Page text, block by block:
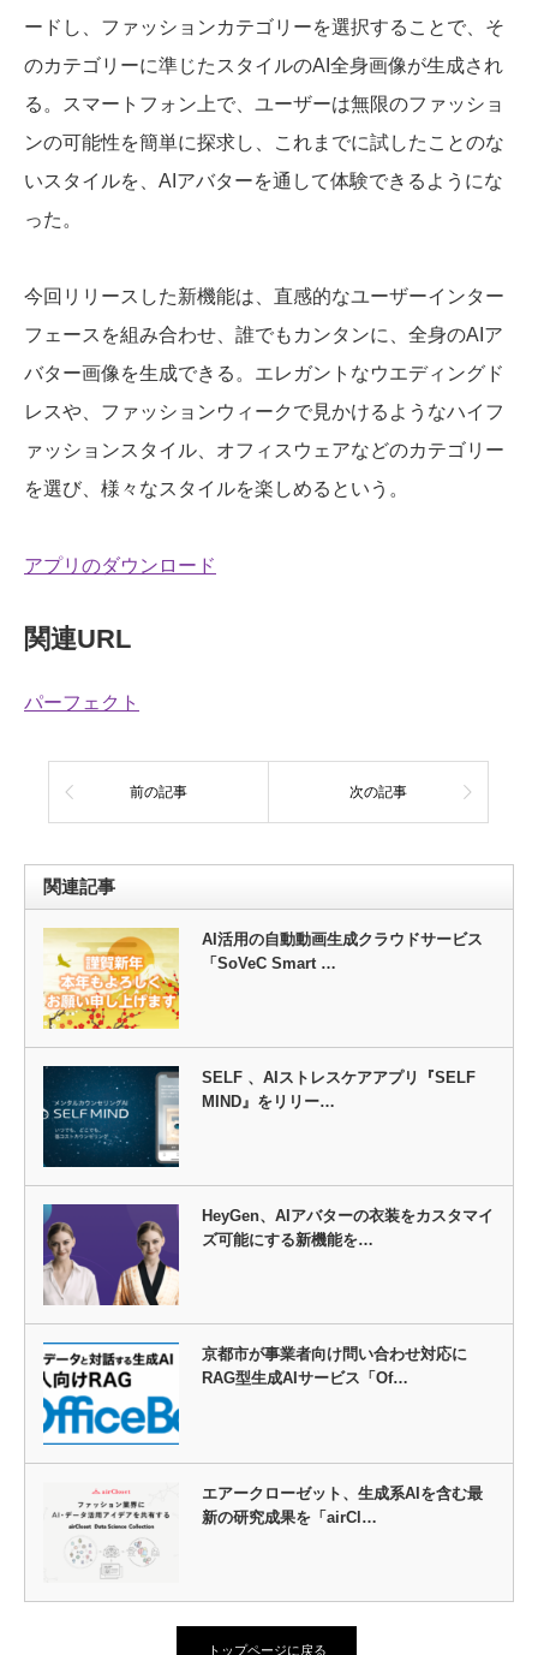
ードし、ファッションカテゴリーを選択することで、そ
のカテゴリーに準じたスタイルのAI全身画像が生成され
る。スマートフォン上で、ユーザーは無限のファッショ
ンの可能性を簡単に探求し、これまでに試したことのな
いスタイルを、AIアバターを通して体験できるようにな
った。
今回リリースした新機能は、直感的なユーザーインター
フェースを組み合わせ、誰でもカンタンに、全身のAIア
バター画像を生成できる。エレガントなウエディングド
レスや、ファッションウィークで見かけるようなハイフ
ァッションスタイル、オフィスウェアなどのカテゴリー
を選び、様々なスタイルを楽しめるという。
アプリのダウンロード
関連URL
パーフェクト
前の記事 次の記事
関連記事
AI活用の自動動画生成クラウドサービス
「SoVeC Smart …
SELF 、AIストレスケアアプリ『SELF
MIND』をリリー…
HeyGen、AIアバターの衣装をカスタマイ
ズ可能にする新機能を…
京都市が事業者向け問い合わせ対応に
RAG型生成AIサービス「Of…
エアークローゼット、生成系AIを含む最
新の研究成果を「airCl…
トップページに戻る